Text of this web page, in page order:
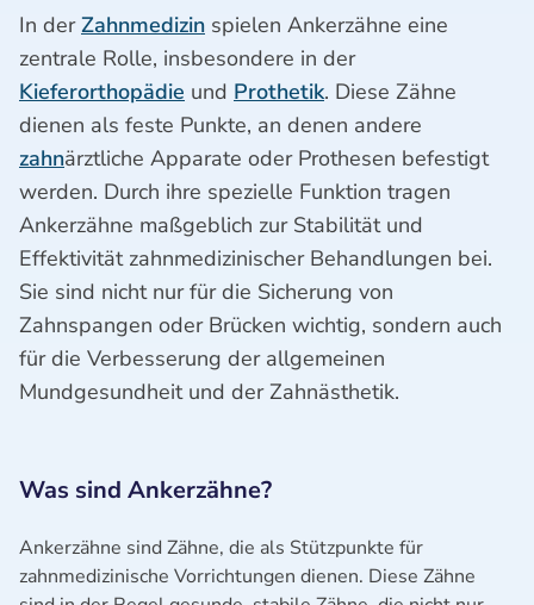
In derZahnmedizin spielen Ankerzähne eine
zentrale Rolle, insbesondere in der
Kieferorthopädie und Prothetik. Diese Zähne
dienen als feste Punkte, an denen andere
zahnärztliche Apparate oder Prothesen befestigt
werden. Durch ihre spezielle Funktion tragen
Ankerzähne maßgeblich zur Stabilität und
Effektivität zahnmedizinischer Behandlungen bei.
Sie sind nicht nur für die Sicherung von
Zahnspangen oder Brücken wichtig, sondern auch
für die Verbesserung der allgemeinen
Mundgesundheit und der Zahnästhetik.
Was sind Ankerzähne?
Ankerzähne sind Zähne, die als Stützpunkte für
zahnmedizinische Vorrichtungen dienen. Diese Zähne